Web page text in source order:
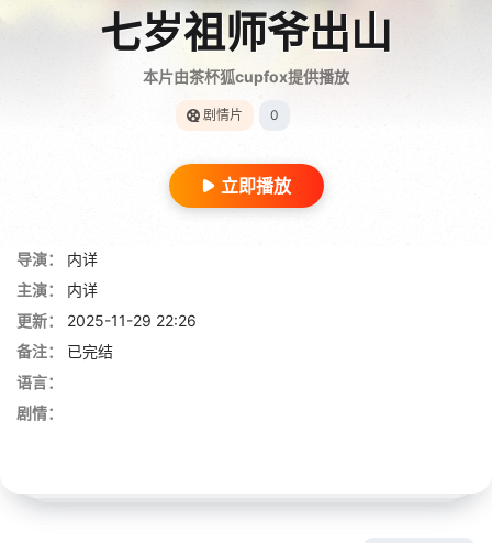
七岁祖师爷出山
本片由茶杯狐cupfox提供播放
剧情片 0
立即播放
导演：
内详
主演：
内详
更新：
2025-11-29 22:26
备注：
已完结
语言：
剧情：